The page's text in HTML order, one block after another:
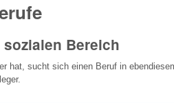
Bereich
hat, sucht sich einen Beruf in